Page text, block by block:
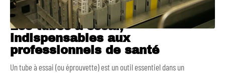
Les tubes à essai,
indispensables aux
professionnels de santé
Un tube à essai (ou éprouvette) est un outil essentiel dans un